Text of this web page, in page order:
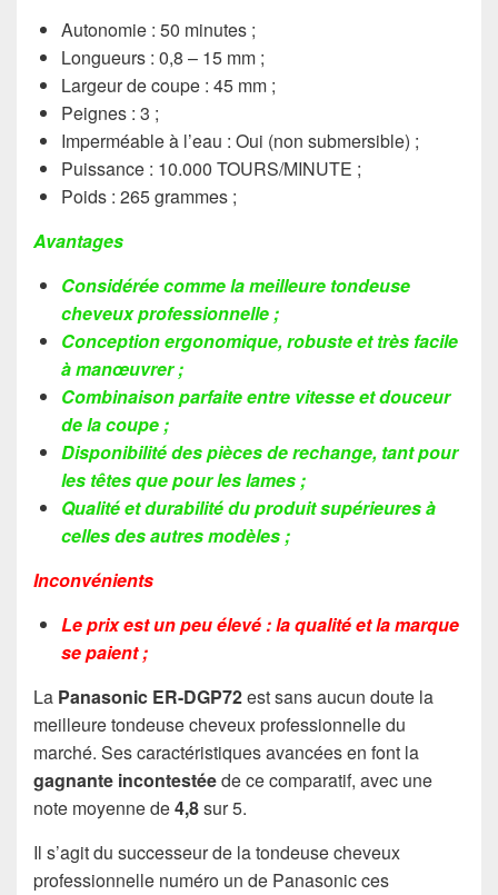
Autonomie : 50 minutes ;
Longueurs : 0,8 – 15 mm ;
Largeur de coupe : 45 mm ;
Peignes : 3 ;
Imperméable à l’eau : Oui (non submersible) ;
Puissance : 10.000 TOURS/MINUTE ;
Poids : 265 grammes ;
Avantages
Considérée comme la meilleure tondeuse
cheveux professionnelle ;
Conception ergonomique, robuste et très facile
à manœuvrer ;
Combinaison parfaite entre vitesse et douceur
de la coupe ;
Disponibilité des pièces de rechange, tant pour
les têtes que pour les lames ;
Qualité et durabilité du produit supérieures à
celles des autres modèles ;
Inconvénients
Le prix est un peu élevé : la qualité et la marque
se paient ;
La Panasonic ER-DGP72est sans aucun doute la
meilleure tondeuse cheveux professionnelle du
marché. Ses caractéristiques avancées en font la
gagnante incontestéede ce comparatif, avec une
note moyenne de4,8sur 5.
Il s’agit du successeur de la tondeuse cheveux
professionnelle numéro un de Panasonic ces